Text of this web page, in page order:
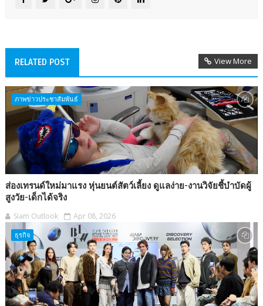
RELATED POST View More
ภาพข่าวประชาสัมพันธ์
ส่องเทรนด์ใหม่มาแรง หุ่นยนต์สัตว์เลี้ยง ดูแลง่าย-งานวิจัยชี้บำบัดผู้
สูงวัย-เด็กได้จริง
Siam Outlook Apr 08, 2026
ธุรกิจ